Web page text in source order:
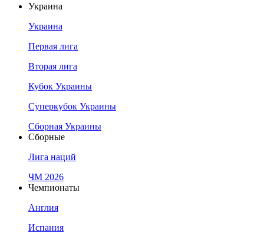
Украина
Украина
Первая лига
Вторая лига
Кубок Украины
Суперкубок Украины
Сборная Украины
Сборные
Лига наций
ЧМ 2026
Чемпионаты
Англия
Испания